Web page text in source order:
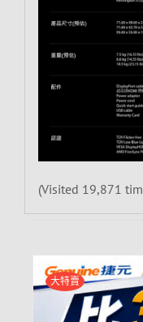
(Visited 19,871
大特賣